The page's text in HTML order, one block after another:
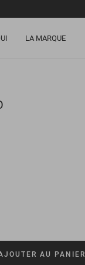
LA MARQUE
AU PANIER